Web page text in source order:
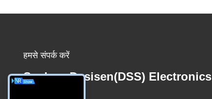
हमसे संपर्क करें
Suzhou Desisen(DSS) Electronics